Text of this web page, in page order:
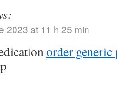
2023 at 11 h 25 min
order